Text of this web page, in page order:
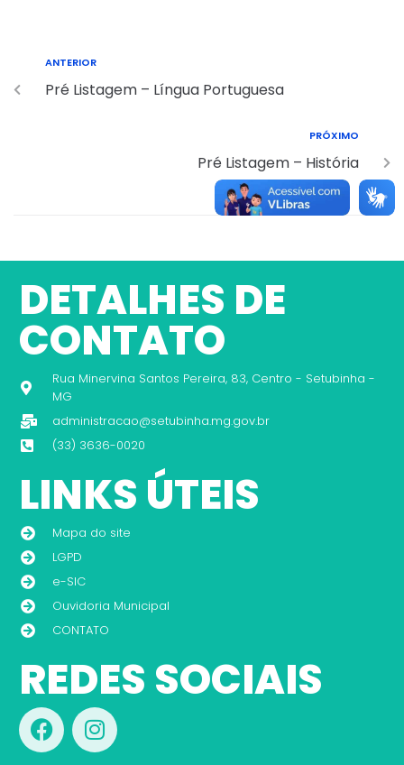
ANTERIOR
Pré Listagem – Língua Portuguesa
PRÓXIMO
Pré Listagem – História
DETALHES DE
CONTATO
Rua Minervina Santos Pereira, 83, Centro - Setubinha -
MG
administracao@setubinha.mg.gov.br
(33) 3636-0020
LINKS ÚTEIS
Mapa do site
LGPD
e-SIC
Ouvidoria Municipal
CONTATO
REDES SOCIAIS